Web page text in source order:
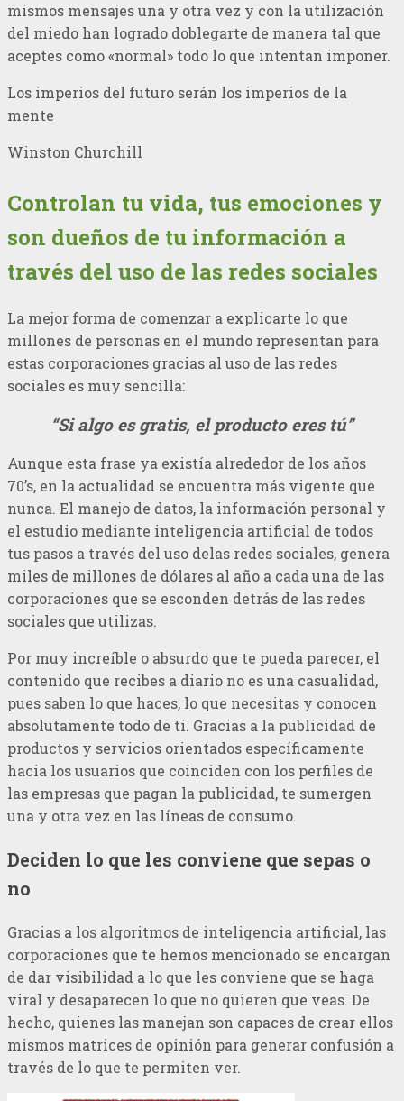
mismos mensajes una y otra vez y con la utilización
del miedo han logrado doblegarte de manera tal que
aceptes como «normal» todo lo que intentan imponer.
Los imperios del futuro serán los imperios de la
mente
Winston Churchill
Controlan tu vida, tus emociones y
son dueños de tu información a
través del uso de las redes sociales
La mejor forma de comenzar a explicarte lo que
millones de personas en el mundo representan para
estas corporaciones gracias al uso de las redes
sociales es muy sencilla:
“Si algo es gratis, el producto eres tú”
Aunque esta frase ya existía alrededor de los años
70’s, en la actualidad se encuentra más vigente que
nunca. El manejo de datos, la información personal y
el estudio mediante inteligencia artificial de todos
tus pasos a través del uso delas redes sociales, genera
miles de millones de dólares al año a cada una de las
corporaciones que se esconden detrás de las redes
sociales que utilizas.
Por muy increíble o absurdo que te pueda parecer, el
contenido que recibes a diario no es una casualidad,
pues saben lo que haces, lo que necesitas y conocen
absolutamente todo de ti. Gracias a la publicidad de
productos y servicios orientados específicamente
hacia los usuarios que coinciden con los perfiles de
las empresas que pagan la publicidad, te sumergen
una y otra vez en las líneas de consumo.
Deciden lo que les conviene que sepas o
no
Gracias a los algoritmos de inteligencia artificial, las
corporaciones que te hemos mencionado se encargan
de dar visibilidad a lo que les conviene que se haga
viral y desaparecen lo que no quieren que veas. De
hecho, quienes las manejan son capaces de crear ellos
mismos matrices de opinión para generar confusión a
través de lo que te permiten ver.